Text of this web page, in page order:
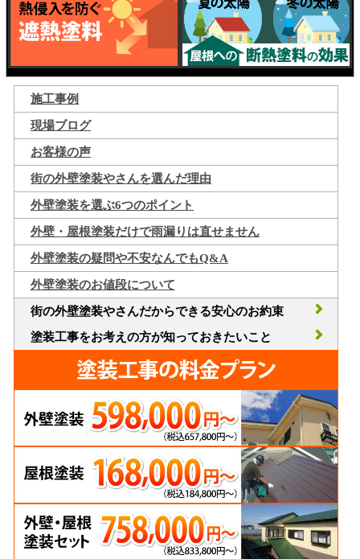
施工事例
現場ブログ
お客様の声
街の外壁塗装やさんを選んだ理由
外壁塗装を選ぶ6つのポイント
外壁・屋根塗装だけで雨漏りは直せません
外壁塗装の疑問や不安なんでもQ&A
外壁塗装のお値段について
街の外壁塗装やさんだからできる安心のお約束
塗装工事をお考えの方が知っておきたいこと